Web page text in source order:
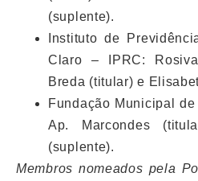
(suplente).
Instituto de
Claro – IPRC:
Breda (titular) e
Fundação Municipal
Ap. Marcondes
(suplente).
Membros nomeados pela